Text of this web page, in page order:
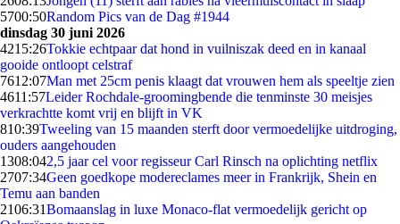
5700:50Random Pics van de Dag #1944
dinsdag 30 juni 2026
4215:26Tokkie echtpaar dat hond in vuilniszak deed en in kanaal
gooide ontloopt celstraf
7612:07Man met 25cm penis klaagt dat vrouwen hem als speeltje zien
4611:57Leider Rochdale-groomingbende die tenminste 30 meisjes
verkrachtte komt vrij en blijft in VK
810:39Tweeling van 15 maanden sterft door vermoedelijke uitdroging,
ouders aangehouden
1308:042,5 jaar cel voor regisseur Carl Rinsch na oplichting netflix
2707:34Geen goedkope modereclames meer in Frankrijk, Shein en
Temu aan banden
2106:31Bomaanslag in luxe Monaco-flat vermoedelijk gericht op